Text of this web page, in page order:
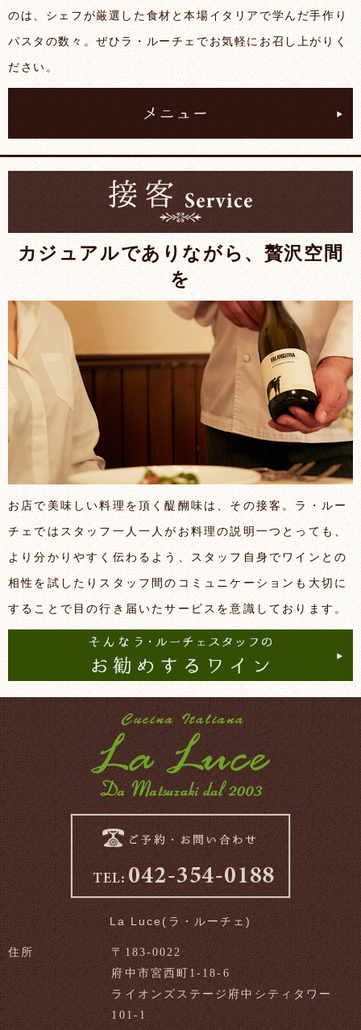
のは、シェフが厳選した食材と本場イタリアで学んだ手作り
パスタの数々。ぜひラ・ルーチェでお気軽にお召し上がりく
ださい。
カジュアルでありながら、贅沢空間
を
お店で美味しい料理を頂く醍醐味は、その接客。ラ・ルー
チェではスタッフ一人一人がお料理の説明一つとっても、
より分かりやすく伝わるよう、スタッフ自身でワインとの
相性を試したりスタッフ間のコミュニケーションも大切に
することで目の行き届いたサービスを意識しております。
La Luce(ラ・ルーチェ)
住所
〒183-0022
府中市宮西町1-18-6
ライオンズステージ府中シティタワー
101-1